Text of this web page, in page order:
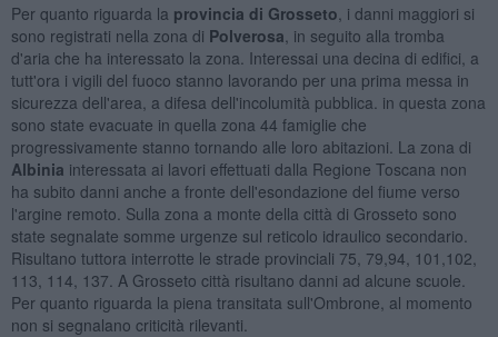
Per quanto riguarda la provincia di Grosseto , i danni maggiori si
sono registrati nella zona di Polverosa , in seguito alla tromba
d'aria che ha interessato la zona. Interessai una decina di edifici, a
tutt'ora i vigili del fuoco stanno lavorando per una prima messa in
sicurezza dell'area, a difesa dell'incolumità pubblica. in questa zona
sono state evacuate in quella zona 44 famiglie che
progressivamente stanno tornando alle loro abitazioni. La zona di
Albinia interessata ai lavori effettuati dalla Regione Toscana non
ha subito danni anche a fronte dell'esondazione del fiume verso
l'argine remoto. Sulla zona a monte della città di Grosseto sono
state segnalate somme urgenze sul reticolo idraulico secondario.
Risultano tuttora interrotte le strade provinciali 75, 79,94, 101,102,
113, 114, 137. A Grosseto città risultano danni ad alcune scuole.
Per quanto riguarda la piena transitata sull'Ombrone, al momento
non si segnalano criticità rilevanti.